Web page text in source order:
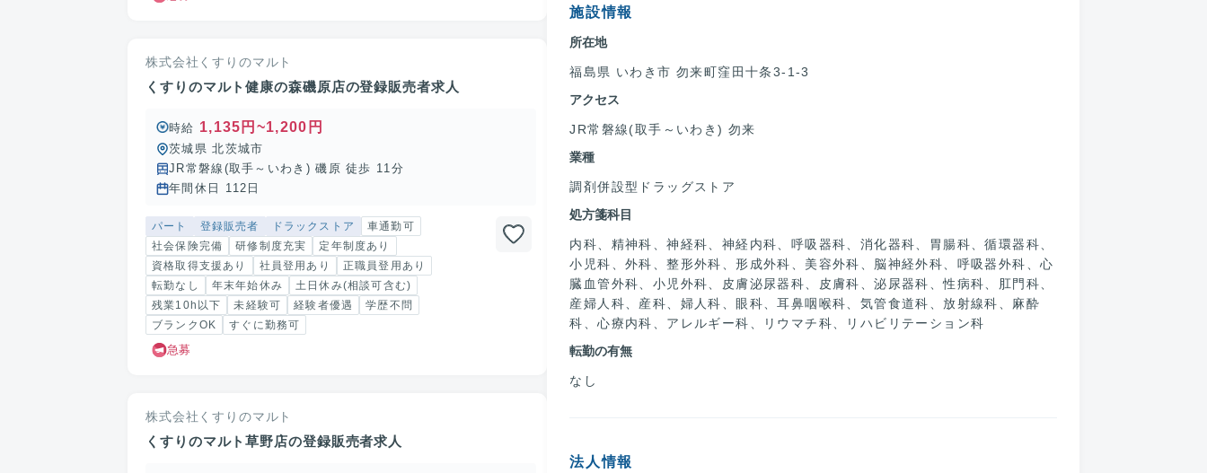
株式会社くすりのマルト
くすりのマルト健康の森磯原店の登録販売者求人
時給 1,135円~1,200円
茨城県 北茨城市
JR常磐線(取手～いわき) 磯原 徒歩 11分
年間休日 112日
パート 登録販売者 ドラックストア
車通勤可
社会保険完備
研修制度充実
定年制度あり
資格取得支援あり
社員登用あり
正職員登用あり
転勤なし
年末年始休み
土日休み(相談可含む)
残業10h以下
未経験可 経験者優遇
学歴不問
ブランクOK
すぐに勤務可
急募
株式会社くすりのマルト
くすりのマルト草野店の登録販売者求人
施設情報
所在地
福島県 いわき市 勿来町窪田十条3-1-3
アクセス
JR常磐線(取手～いわき) 勿来
業種
調剤併設型ドラッグストア
処方箋科目
内科、精神科、神経科、神経内科、呼吸器科、消化器科、胃腸科、循環器科、
小児科、外科、整形外科、形成外科、美容外科、脳神経外科、呼吸器外科、心
臓血管外科、小児外科、皮膚泌尿器科、皮膚科、泌尿器科、性病科、肛門科、
産婦人科、産科、婦人科、眼科、耳鼻咽喉科、気管食道科、放射線科、麻酔
科、心療内科、アレルギー科、リウマチ科、リハビリテーション科
転勤の有無
なし
法人情報